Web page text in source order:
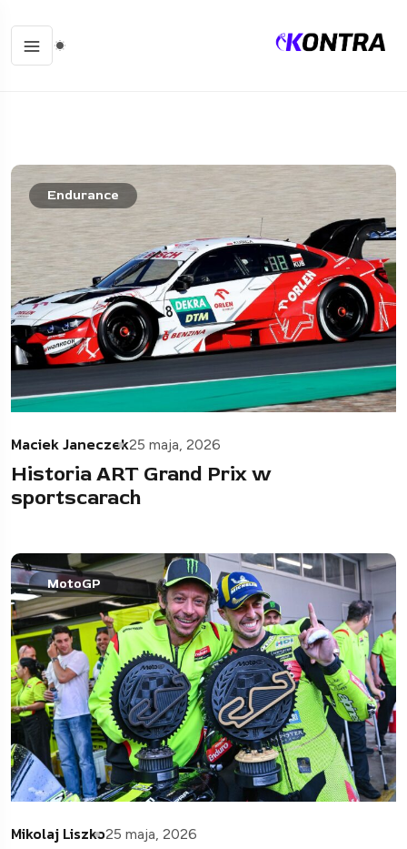
Endurance
Maciek Janeczek25 maja, 2026
Historia ART Grand Prix w
sportscarach
MotoGP
Mikolaj Liszko25 maja, 2026